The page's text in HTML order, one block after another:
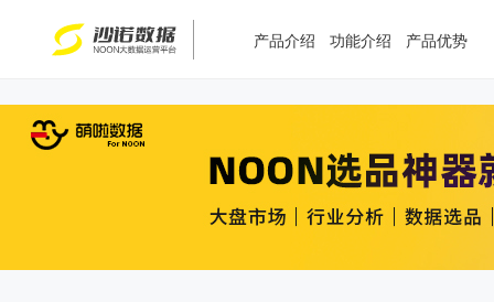
产品介绍 功能介绍 产品优势